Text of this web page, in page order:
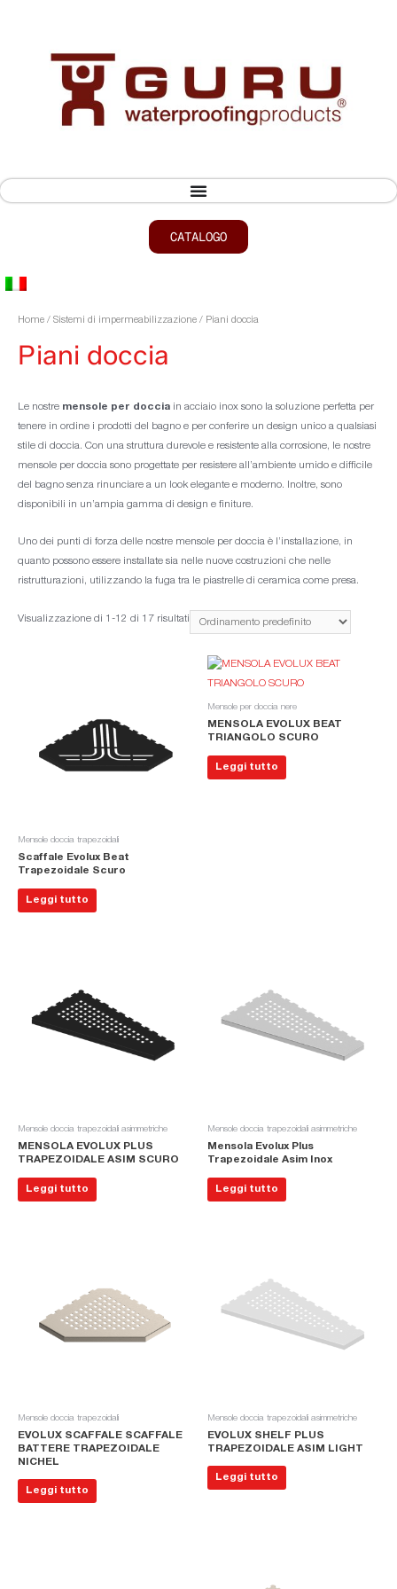
CATALOGO
Home / Sistemi di impermeabilizzazione / Piani doccia
Piani doccia
Le nostre mensole per doccia in acciaio inox sono la soluzione perfetta per
tenere in ordine i prodotti del bagno e per conferire un design unico a qualsiasi
stile di doccia. Con una struttura durevole e resistente alla corrosione, le nostre
mensole per doccia sono progettate per resistere all’ambiente umido e difficile
del bagno senza rinunciare a un look elegante e moderno. Inoltre, sono
disponibili in un’ampia gamma di design e finiture.
Uno dei punti di forza delle nostre mensole per doccia è l’installazione, in
quanto possono essere installate sia nelle nuove costruzioni che nelle
ristrutturazioni, utilizzando la fuga tra le piastrelle di ceramica come presa.
Visualizzazione di 1-12 di 17 risultati
Mensole doccia trapezoidali
Scaffale Evolux Beat
Trapezoidale Scuro
Leggi tutto
Mensole per doccia nere
MENSOLA EVOLUX BEAT
TRIANGOLO SCURO
Leggi tutto
Mensole doccia trapezoidali asimmetriche
MENSOLA EVOLUX PLUS
TRAPEZOIDALE ASIM SCURO
Leggi tutto
Mensole doccia trapezoidali asimmetriche
Mensola Evolux Plus
Trapezoidale Asim Inox
Leggi tutto
Mensole doccia trapezoidali
EVOLUX SCAFFALE SCAFFALE
BATTERE TRAPEZOIDALE
NICHEL
Leggi tutto
Mensole doccia trapezoidali asimmetriche
EVOLUX SHELF PLUS
TRAPEZOIDALE ASIM LIGHT
Leggi tutto